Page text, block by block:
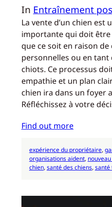
In Entraînement
La vente d’un chien est
importante qui doit
que ce soit en raison de
personnelles ou en tant
chiots. Ce processus
empathie et un plan
chien ira dans un foyer
Réfléchissez à votre
Find out more
expérience du propriétaire,
organisations aident,
chien, santé des chiens, santé